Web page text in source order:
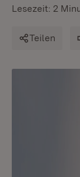
Lesezeit: 2
Teilen